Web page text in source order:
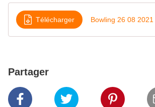
Télécharger Bowling 26 08 2021
Partager